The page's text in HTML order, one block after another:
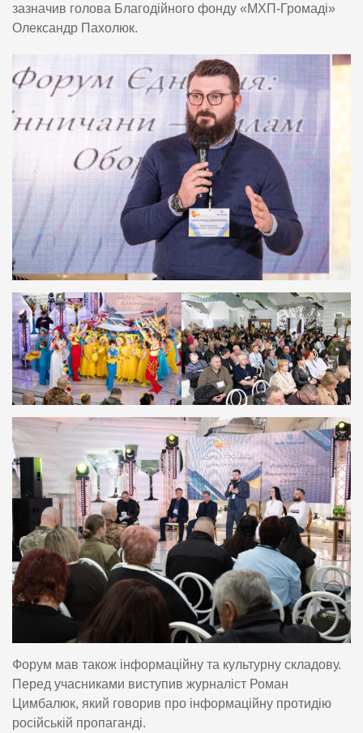
зазначив голова Благодійного фонду «МХП-Громаді»
Олександр Пахолюк.
Форум мав також інформаційну та культурну складову.
Перед учасниками виступив журналіст Роман
Цимбалюк, який говорив про інформаційну протидію
російській пропаганді.